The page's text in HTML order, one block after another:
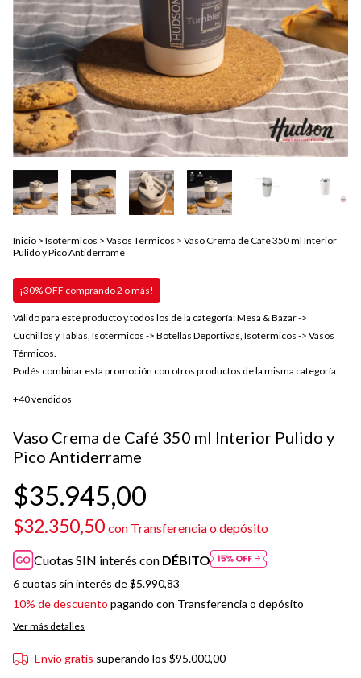
Inicio > Isotérmicos > Vasos Térmicos > Vaso Crema de Café 350 ml Interior
Pulido y Pico Antiderrame
¡30% OFF comprando 2 o más!
Válido para este producto y todos los de la categoría: Mesa & Bazar ->
Cuchillos y Tablas, Isotérmicos -> Botellas Deportivas, Isotérmicos -> Vasos
Térmicos.
Podés combinar esta promoción con otros productos de la misma categoría.
+40 vendidos
Vaso Crema de Café 350 ml Interior Pulido y
Pico Antiderrame
$35.945,00
$32.350,50 con Transferencia o depósito
Cuotas SIN interés con DÉBITO
6cuotas sin interés de$5.990,83
10% de descuento pagando con Transferencia o depósito
Ver más detalles
Envío gratis superando los $95.000,00